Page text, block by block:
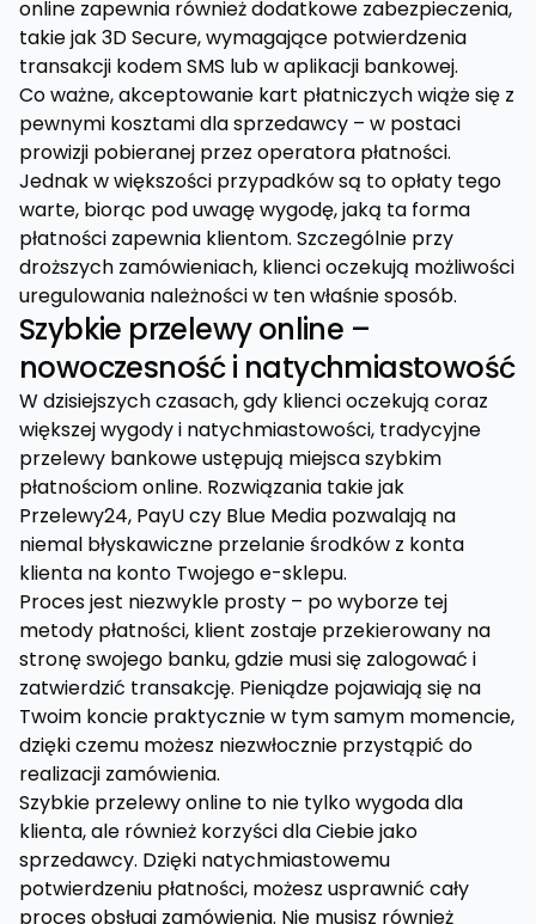
online zapewnia również dodatkowe zabezpieczenia,
takie jak 3D Secure, wymagające potwierdzenia
transakcji kodem SMS lub w aplikacji bankowej.
Co ważne, akceptowanie kart płatniczych wiąże się z
pewnymi kosztami dla sprzedawcy – w postaci
prowizji pobieranej przez operatora płatności.
Jednak w większości przypadków są to opłaty tego
warte, biorąc pod uwagę wygodę, jaką ta forma
płatności zapewnia klientom. Szczególnie przy
droższych zamówieniach, klienci oczekują możliwości
uregulowania należności w ten właśnie sposób.
Szybkie przelewy online –
nowoczesność i natychmiastowość
W dzisiejszych czasach, gdy klienci oczekują coraz
większej wygody i natychmiastowości, tradycyjne
przelewy bankowe ustępują miejsca szybkim
płatnościom online. Rozwiązania takie jak
Przelewy24, PayU czy Blue Media pozwalają na
niemal błyskawiczne przelanie środków z konta
klienta na konto Twojego e-sklepu.
Proces jest niezwykle prosty – po wyborze tej
metody płatności, klient zostaje przekierowany na
stronę swojego banku, gdzie musi się zalogować i
zatwierdzić transakcję. Pieniądze pojawiają się na
Twoim koncie praktycznie w tym samym momencie,
dzięki czemu możesz niezwłocznie przystąpić do
realizacji zamówienia.
Szybkie przelewy online to nie tylko wygoda dla
klienta, ale również korzyści dla Ciebie jako
sprzedawcy. Dzięki natychmiastowemu
potwierdzeniu płatności, możesz usprawnić cały
proces obsługi zamówienia. Nie musisz również